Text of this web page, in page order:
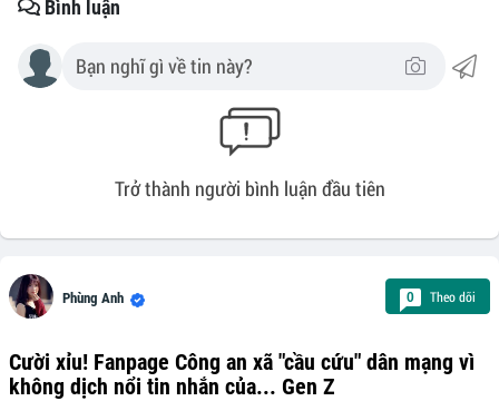
Bình luận
Trở thành người bình luận đầu tiên
Phùng Anh 0 Theo dõi
Cười xỉu! Fanpage Công an xã "cầu cứu" dân mạng vì
không dịch nổi tin nhắn của... Gen Z